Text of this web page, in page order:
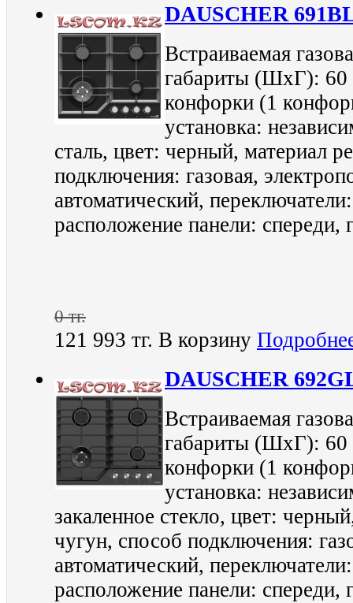
DAUSCHER
Встраиваемая
габариты (ШхГ): 60
конфорки (1
установка:
сталь, цвет: черный, материал
подключения: газовая,
автоматический,
расположение панели: спереди,
0 тг.
121 993 тг. В корзину
DAUSCHER
Встраиваемая
габариты (ШхГ): 60
конфорки (1
установка:
закаленное стекло, цвет:
чугун, способ подключения:
автоматический,
расположение панели: спереди,